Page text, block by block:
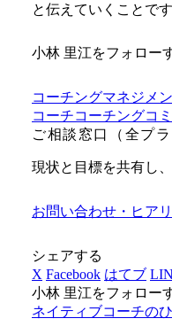
と伝えていくことです
小林 里江をフォロー
コーチングマネジメ
コーチコーチングコ
ご相談窓口（全プラ
現状と目標を共有し
お問い合わせ・ヒア
シェアする
X Facebook はてブ
小林 里江をフォロー
ネイティブコーチの